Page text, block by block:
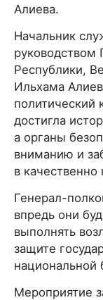
Алиева.
Начальник
руководством
Республики,
Ильхама
политический
достигла
а органы
вниманию и
в качественно
Генерал-
впредь они
выполнять
защите
национальной
Мероприятие